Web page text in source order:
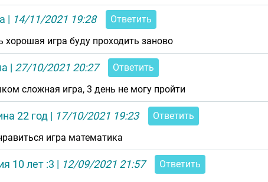
| 14/11/2021 19:28
Ответить
хорошая игра буду проходить заново
| 27/10/2021 20:27
Ответить
сложная игра, 3 день не могу пройти
22 год | 17/10/2021 19:23
Ответить
игра математика
10 лет :3 | 12/09/2021 21:57
Ответить